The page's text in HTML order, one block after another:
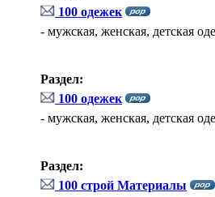
100 одежек
- мужская, женская, детская
Раздел:
100 одежек
- мужская, женская, детская
Раздел:
100 строй Материалы